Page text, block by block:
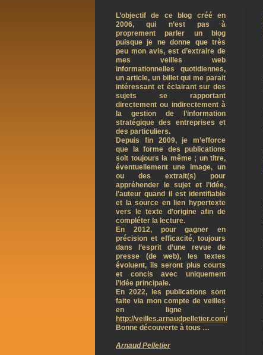
L’objectif de ce blog créé en
2006, qui n’est pas à
proprement parler un blog
puisque je ne donne que très
peu mon avis, est d’extraire de
mes veilles web
informationnelles quotidiennes,
un article, un billet qui me parait
intéressant et éclairant sur des
sujets se rapportant
directement ou indirectement à
la gestion de l’information
stratégique des entreprises et
des particuliers.
Depuis fin 2009, je m’efforce
que la forme des publications
soit toujours la même ; un titre,
éventuellement une image, un
ou des extrait(s) pour
appréhender le sujet et l’idée,
l’auteur quand il est identifiable
et la source en lien hypertexte
vers le texte d’origine afin de
compléter la lecture.
En 2012, pour gagner en
précision et efficacité, toujours
dans l’esprit d’une revue de
presse (de web), les textes
évoluent, ils seront plus courts
et concis avec uniquement
l’idée principale.
En 2022, les publications sont
faite via mon compte de veilles
en ligne :
http://veilles.arnaudpelletier.com/
Bonne découverte à tous …
Arnaud Pelletier